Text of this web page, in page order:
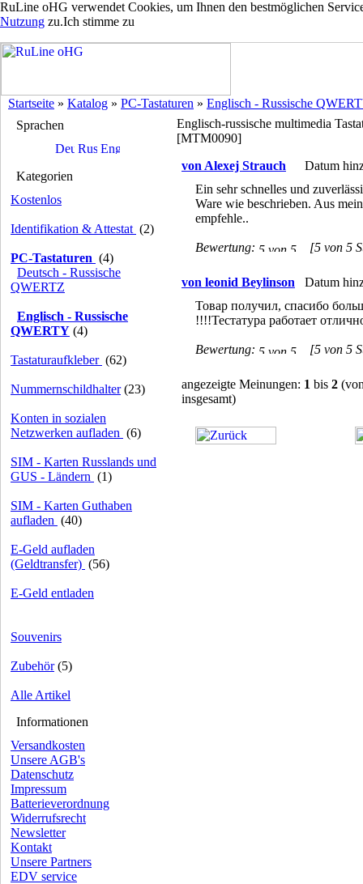
RuLine oHG verwendet Cookies, um Ihnen den bestmöglichen
Nutzung zu.Ich stimme zu
Startseite » Katalog » PC-Tastaturen » Englisch - Russische
Sprachen
Kategorien
Kostenlos
Identifikation & Attestat (2)
PC-Tastaturen (4)
Deutsch - Russische
QWERTZ
Englisch - Russische
QWERTY (4)
Tastaturaufkleber (62)
Nummernschildhalter(23)
Konten in sozialen
Netzwerken aufladen (6)
SIM - Karten Russlands und
GUS - Ländern (1)
SIM - Karten Guthaben
aufladen (40)
E-Geld aufladen
(Geldtransfer) (56)
E-Geld entladen
Souvenirs
Zubehör(5)
Alle Artikel
Informationen
Versandkosten
Unsere AGB's
Datenschutz
Impressum
Batterieverordnung
Widerrufsrecht
Newsletter
Kontakt
Unsere Partners
EDV service
Englisch-russische multimedia
[MTM0090]
von Alexej Strauch
Datum
Ein sehr schnelles und
Ware wie beschrieben. Aus
empfehle..
Bewertung: [5 von 5
von leonid Beylinson
Datum
Товар получил, спасибо
!!!!Тестатура работает
Bewertung: [5 von 5
angezeigte Meinungen: 1 bis 2
insgesamt)